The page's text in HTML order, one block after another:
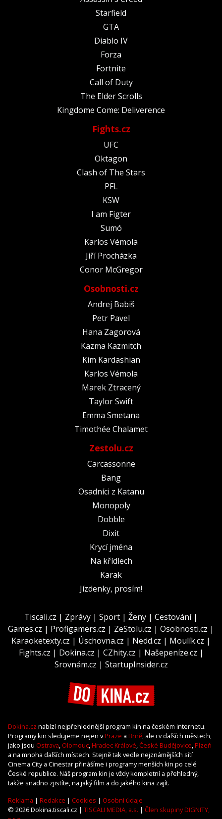
Starfield
GTA
Diablo IV
Forza
Fortnite
Call of Duty
The Elder Scrolls
Kingdome Come: Deliverence
Fights.cz
UFC
Oktagon
Clash of The Stars
PFL
KSW
I am Figter
Sumó
Karlos Vémola
Jiří Procházka
Conor McGregor
Osobnosti.cz
Andrej Babiš
Petr Pavel
Hana Zagorová
Kazma Kazmitch
Kim Kardashian
Karlos Vémola
Marek Ztracený
Taylor Swift
Emma Smetana
Timothée Chalamet
Zestolu.cz
Carcassonne
Bang
Osadníci z Katanu
Monopoly
Dobble
Dixit
Krycí jména
Na křídlech
Karak
Jízdenky, prosím!
Tiscali.cz | Zprávy | Sport | Ženy | Cestování|
Games.cz | Profigamers.cz | ZeStolu.cz | Osobnosti.cz |
Karaoketexty.cz | Úschovna.cz | Nedd.cz | Moulík.cz |
Fights.cz | Dokina.cz | CZhity.cz | Našepeníze.cz |
Srovnám.cz | StartupInsider.cz
Dokina.cz nabízí nejpřehlednější program kin na českém internetu.
Programy kin sledujeme nejen vPraze a Brně, ale i v dalších městech,
jako jsou Ostrava, Olomouc,Hradec Králové,České Budějovice,Plzeň
a na mnoha dalších místech. Stejně tak vedle nejznámějších sítí
Cinema City a Cinestar přinášíme i programy menších kin po celé
České republice. Náš program kin je vždy kompletní a přehledný,
takže snadno zjistíte, na jaký film a do jakého kina zajít.
Reklama | Redakce | Cookies | Osobní údaje
© 2026 Dokina.tiscali.cz | TISCALI MEDIA, a.s. | Člen skupiny DIGNITY,